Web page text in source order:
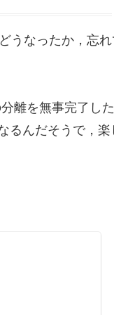
うなったか，忘れ
離を無事完了し
るんだそうで，楽